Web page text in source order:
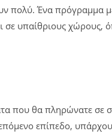
Ένα πρόγραμμα με
σε υπαίθριους
που θα πληρώνατε σε
επίπεδο,